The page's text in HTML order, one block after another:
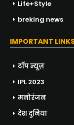
Life+Style
breking news
IMPORTANT
टॉप न्यूज़
IPL 2023
मनोरंजन
देश दुनिया